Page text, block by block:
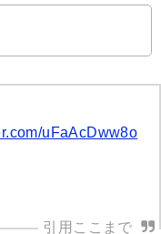
uFaAcDww8o